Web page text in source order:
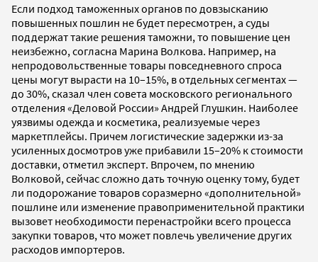
Если подход таможенных органов по довзысканию
повышенных пошлин не будет пересмотрен, а суды
поддержат такие решения таможни, то повышение цен
неизбежно, согласна Марина Волкова. Например, на
непродовольственные товары повседневного спроса
цены могут вырасти на 10–15%, в отдельных сегментах —
до 30%, сказал член совета московского регионального
отделения «Деловой России» Андрей Глушкин. Наиболее
уязвимы одежда и косметика, реализуемые через
маркетплейсы. Причем логистические задержки из-за
усиленных досмотров уже прибавили 15–20% к стоимости
доставки, отметил эксперт. Впрочем, по мнению
Волковой, сейчас сложно дать точную оценку тому, будет
ли подорожание товаров соразмерно «дополнительной»
пошлине или изменение правоприменительной практики
вызовет необходимости перенастройки всего процесса
закупки товаров, что может повлечь увеличение других
расходов импортеров.